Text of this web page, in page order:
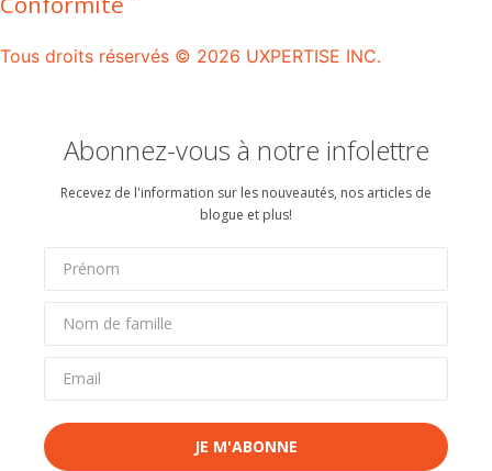
Tous droits réservés © 2026 UXPERTISE INC.
Abonnez-vous à notre infolettre
Recevez de l'information sur les nouveautés, nos articles de
blogue et plus!
JE M'ABONNE